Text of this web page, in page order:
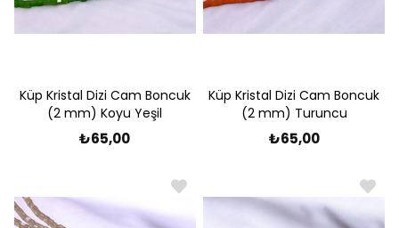
Küp Kristal Dizi Cam Boncuk
(2 mm) Koyu Yeşil
₺65,00
Küp Kristal Dizi Cam Boncuk
(2 mm) Turuncu
₺65,00